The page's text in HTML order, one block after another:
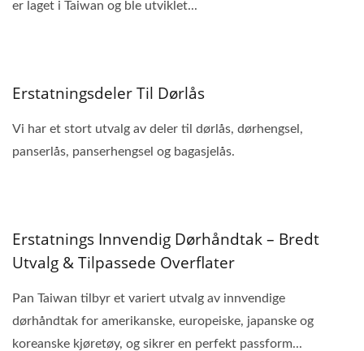
er laget i Taiwan og ble utviklet...
Erstatningsdeler Til Dørlås
Vi har et stort utvalg av deler til dørlås, dørhengsel,
panserlås, panserhengsel og bagasjelås.
Erstatnings Innvendig Dørhåndtak – Bredt
Utvalg & Tilpassede Overflater
Pan Taiwan tilbyr et variert utvalg av innvendige
dørhåndtak for amerikanske, europeiske, japanske og
koreanske kjøretøy, og sikrer en perfekt passform...